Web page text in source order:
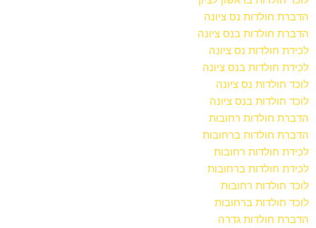
הדברת חולדות נס ציונה
הדברת חולדות בנס ציונה
לכידת חולדות נס ציונה
לכידת חולדות בנס ציונה
לוכד חולדות נס ציונה
לוכד חולדות בנס ציונה
הדברת חולדות רחובות
הדברת חולדות ברחובות
לכידת חולדות רחובות
לכידת חולדות ברחובות
לוכד חולדות רחובות
לוכד חולדות ברחובות
הדברת חולדות גדרה